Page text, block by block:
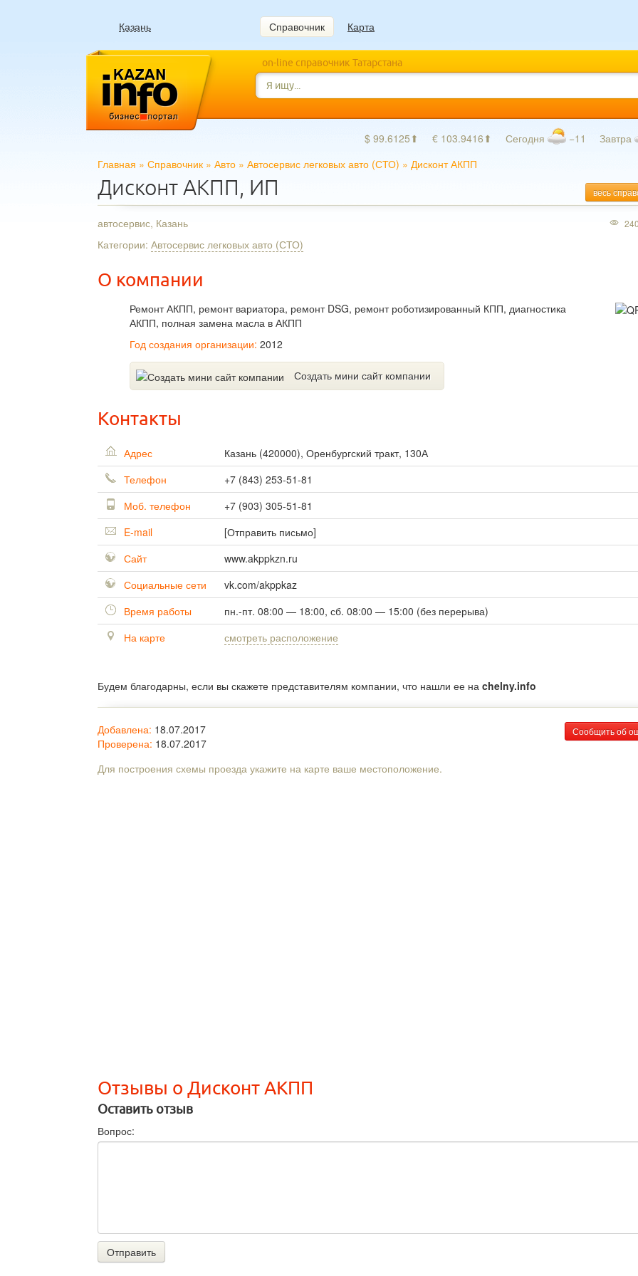
Казань Справочник Карта
on-line справочник Татарстана
$ 99.6125⬆ € 103.9416⬆ Сегодня −11 Завтра
Главная » Справочник » Авто » Автосервис легковых авто (СТО) » Дисконт АКПП
весь
Дисконт АКПП, ИП
автосервис, Казань
Категории: Автосервис легковых авто (СТО)
О компании
Ремонт АКПП, ремонт вариатора, ремонт DSG, ремонт роботизированный КПП, диагностика
АКПП, полная замена масла в АКПП
Год создания организации: 2012
Создать мини сайт компании
240
Контакты
Адрес Казань (420000), Оренбургский тракт, 130А
Телефон
+7 (843) 253-51-81
Моб. телефон
+7 (903) 305-51-81
E-mail
[Отправить письмо]
Сайт
www.akppkzn.ru
Социальные сети
vk.com/akppkaz
Время работы
пн.-пт. 08:00 — 18:00, сб. 08:00 — 15:00 (без перерыва)
На карте
смотреть расположение
Будем благодарны, если вы скажете представителям компании, что нашли ее на chelny.info
Сообщить об
Добавлена: 18.07.2017
Проверена: 18.07.2017
Для построения схемы проезда укажите на карте ваше местоположение.
Отзывы о Дисконт АКПП
Оставить отзыв
Вопрос:
Отправить